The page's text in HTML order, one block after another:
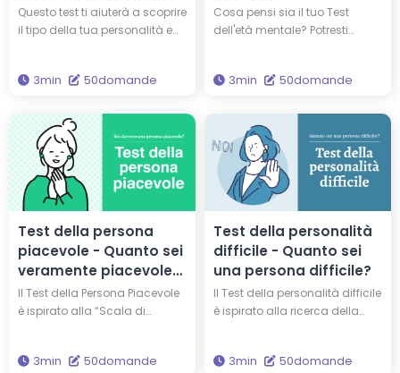
Questo test ti aiuterà a scoprire
il tipo della tua personalità e
avere lo stesso tipo di
Einstein! Fai questo test per
conoscere te stesso e la tua
personalità in modo più
approfondito.
3min 50domande
Cosa pensi sia il tuo Test
dell'età mentale? Potresti
reale, poiché l'età fisica e l'età
domande per scoprire il tuo
Test dell'età mentale!
3min 50domande
Test della persona
piacevole - Quanto sei
veramente piacevole
come persona?
Il Test della Persona Piacevole
è ispirato alla “Scala di
quanto sei piacevole in sei
3min 50domande
Test della personalità
difficile - Quanto sei
una persona difficile?
Il Test della personalità difficile
è ispirato alla ricerca della
valuta se sei considerato una
3min 50domande